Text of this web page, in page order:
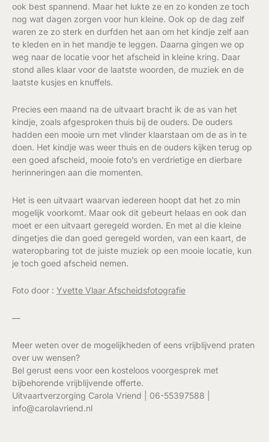
ook best spannend. Maar het lukte ze en zo konden ze toch
nog wat dagen zorgen voor hun kleine. Ook op de dag zelf
waren ze zo sterk en durfden het aan om het kindje zelf aan
te kleden en in het mandje te leggen. Daarna gingen we op
weg naar de locatie voor het afscheid in kleine kring. Daar
stond alles klaar voor de laatste woorden, de muziek en de
laatste kusjes en knuffels.
Precies een maand na de uitvaart bracht ik de as van het
kindje, zoals afgesproken thuis bij de ouders. De ouders
hadden een mooie urn met vlinder klaarstaan om de as in te
doen. Het kindje was weer thuis en de ouders kijken terug op
een goed afscheid, mooie foto’s en verdrietige en dierbare
herinneringen aan die momenten.
Het is een uitvaart waarvan iedereen hoopt dat het zo min
mogelijk voorkomt. Maar ook dit gebeurt helaas en ook dan
moet er een uitvaart geregeld worden. En met al die kleine
dingetjes die dan goed geregeld worden, van een kaart, de
wateropbaring tot de juiste muziek op een mooie locatie, kun
je toch goed afscheid nemen.
Foto door : Yvette Vlaar Afscheidsfotografie
—
Meer weten over de mogelijkheden of eens vrijblijvend praten
over uw wensen?
Bel gerust eens voor een kosteloos voorgesprek met
bijbehorende vrijblijvende offerte.
Uitvaartverzorging Carola Vriend | 06-55397588 |
info@carolavriend.nl